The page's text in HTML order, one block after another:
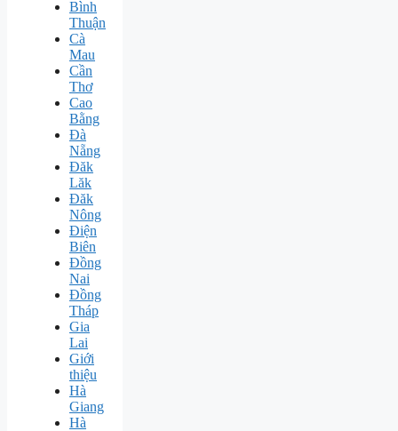
Bình
Thuận
Cà
Mau
Cần
Thơ
Cao
Bằng
Đà
Nẵng
Đăk
Lăk
Đăk
Nông
Điện
Biên
Đồng
Nai
Đồng
Tháp
Gia
Lai
Giới
thiệu
Hà
Giang
Hà